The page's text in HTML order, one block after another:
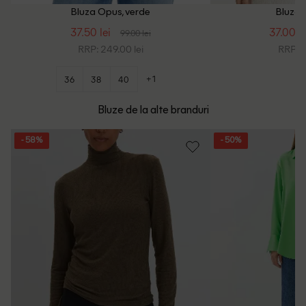
Bluza Opus, verde
37.50 lei 99.00 lei
RRP: 249.00 lei
36 38 40 +1
Bluza
37.00
RRP:
Bluze de la alte branduri
- 58% - 50%